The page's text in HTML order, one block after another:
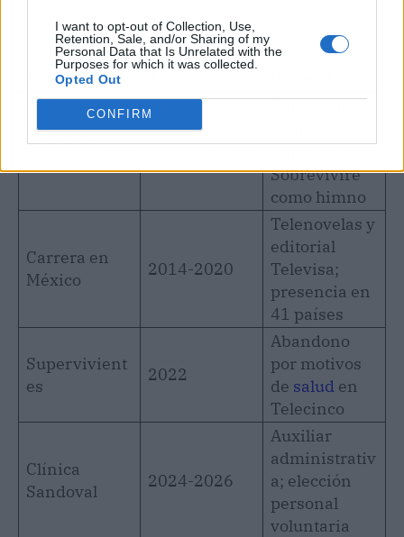
I want to opt-out of Collection, Use,
Retention, Sale, and/or Sharing of my
Personal Data that Is Unrelated with the
Purposes for which it was collected.
Opted Out
CONFIRM
Etapa
Ganadora
Sobreviviré
como himno
Carrera en
México
2014-2020
Telenovelas y
editorial
Televisa;
presencia en
41 países
Supervivient
es
2022
Abandono
por motivos
de salud en
Telecinco
Clínica
Sandoval
2024-2026
Auxiliar
administrativ
a; elección
personal
voluntaria